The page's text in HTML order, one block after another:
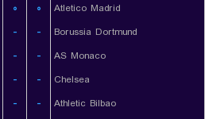
۰ ۰
Atletico Madrid
- -
Borussia Dortmund
- -
AS Monaco
- -
Chelsea
- -
Athletic Bilbao